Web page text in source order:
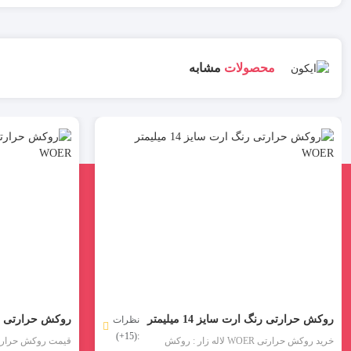
محصولات مشابه
روکش حرارتی رنگ ارت سایز 14 میلیمتر
WOER
خرید روکش حرارتی WOER لاله زار : روکش
نظرات
:(15+)
میلیمتر WOER